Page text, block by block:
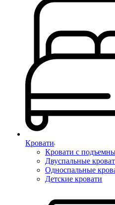
Кровати
Кровати с
Двуспальные
Односпальные
Детские кровати